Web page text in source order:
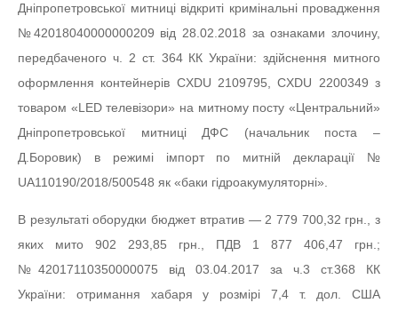
Дніпропетровської митниці відкриті кримінальні провадження
№42018040000000209 від 28.02.2018 за ознаками злочину,
передбаченого ч. 2 ст. 364 КК України: здійснення митного
оформлення контейнерів CXDU 2109795, CXDU 2200349 з
товаром «LED телевізори» на митному посту «Центральний»
Дніпропетровської митниці ДФС (начальник поста –
Д.Боровик) в режимі імпорт по митній декларації №
UА110190/2018/500548 як «баки гідроакумуляторні».
В результаті оборудки бюджет втратив — 2 779 700,32 грн., з
яких мито 902 293,85 грн., ПДВ 1 877 406,47 грн.;
№42017110350000075 від 03.04.2017 за ч.3 ст.368 КК
України: отримання хабаря у розмірі 7,4 т. дол. США